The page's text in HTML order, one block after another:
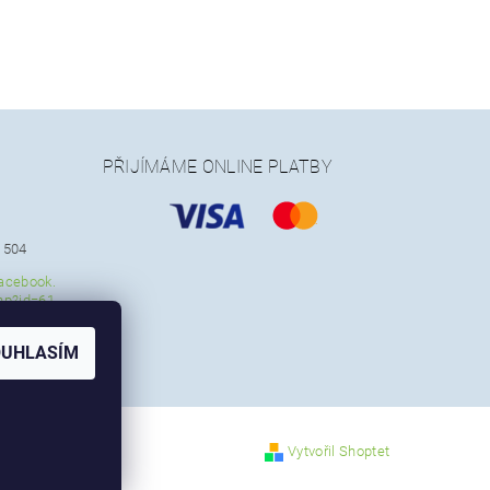
PŘIJÍMÁME ONLINE PLATBY
Vytvořil Shoptet